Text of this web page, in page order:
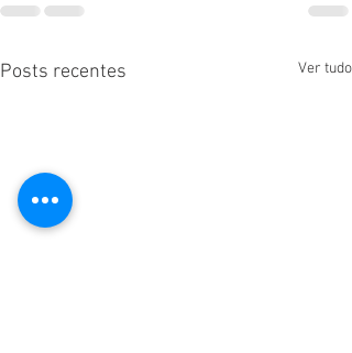
Posts recentes Ver tudo